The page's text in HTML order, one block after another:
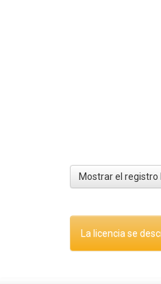
Mostrar el
La licencia se